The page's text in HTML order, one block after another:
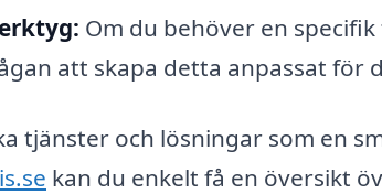
Om du behöver en
att skapa detta anpassat för
tjänster och lösningar som en
kan du enkelt få en översikt